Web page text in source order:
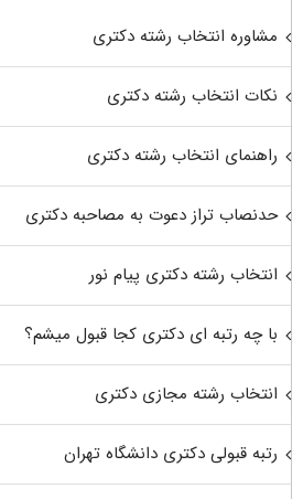
مشاوره انتخاب رشته دکتری
نکات انتخاب رشته دکتری
راهنمای انتخاب رشته دکتری
حدنصاب تراز دعوت به مصاحبه دکتری
انتخاب رشته دکتری پیام نور
با چه رتبه ای دکتری کجا قبول میشم؟
انتخاب رشته مجازی دکتری
رتبه قبولی دکتری دانشگاه تهران